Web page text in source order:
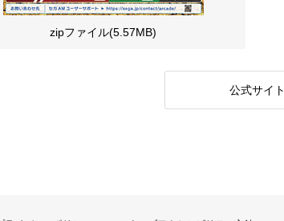
zipファイル(5.57MB)
公式サイト